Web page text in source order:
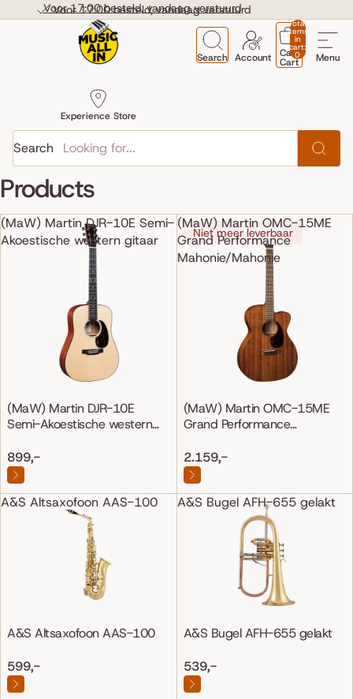
Voor 17:00 besteld, vandaag verstuurd
Voor 17:00 besteld, vandaag verstuurd
Menu
Search
Experience Store
Account
Total
items
in
cart:
0
Cart
Cart
Search
Products
(MaW) Martin DJR-10E Semi-
Akoestische western gitaar
(MaW) Martin DJR-10E
Semi-Akoestische western
899,-
(MaW) Martin OMC-15ME
Grand Performance
Mahonie/Mahonie
Niet meer leverbaar
(MaW) Martin OMC-15ME
Grand Performance
2.159,-
A&S Altsaxofoon AAS-100
A&S Altsaxofoon AAS-100
599,-
A&S Bugel AFH-655 gelakt
A&S Bugel AFH-655 gelakt
539,-